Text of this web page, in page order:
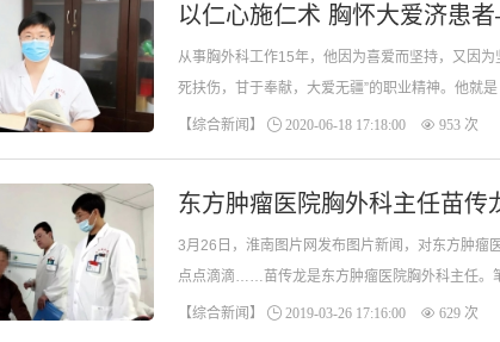
以仁心施仁术 胸怀大爱济患
从事胸外科工作15年，他因为喜爱而坚持，又因
死扶伤，甘于奉献，大爱无疆”的职业精神。他就是
【综合新闻】 2020-06-18 17:18:00 953 次
东方肿瘤医院胸外科主任苗传
3月26日，淮南图片网发布图片新闻，对东方肿瘤
点点滴滴……苗传龙是东方肿瘤医院胸外科主任。
【综合新闻】 2019-03-26 17:16:00 629 次